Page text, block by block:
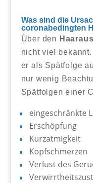
Was sind die
coronabedingten
Über den
nicht viel
er als Spätfolge
nur wenig
Spätfolgen einer
eingeschränkte
Erschöpfung
Kurzatmigkeit
Kopfschmerzen
Verlust des